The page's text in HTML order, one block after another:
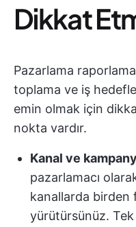
Dikkat
Pazarlama raporlama
toplama ve iş
emin olmak için
nokta vardır.
Kanal ve
pazarlamacı
kanallarda birden
yürütürsünüz.